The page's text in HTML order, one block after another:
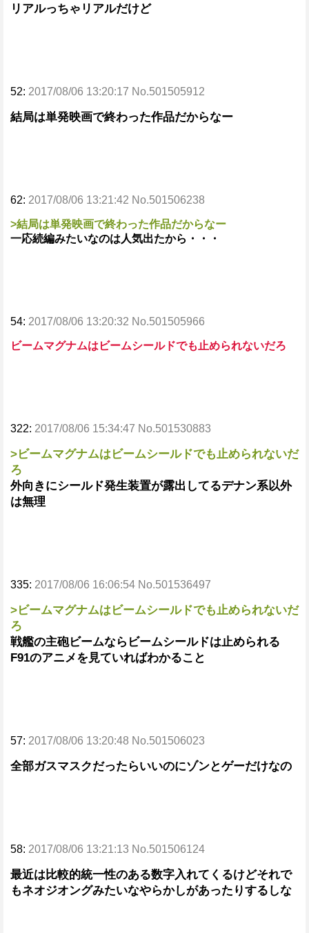
リアルっちゃリアルだけど
52: 2017/08/06 13:20:17 No.501505912
結局は単発映画で終わった作品だからなー
62: 2017/08/06 13:21:42 No.501506238
>結局は単発映画で終わった作品だからなー
一応続編みたいなのは人気出たから・・・
54: 2017/08/06 13:20:32 No.501505966
ビームマグナムはビームシールドでも止められないだろ
322: 2017/08/06 15:34:47 No.501530883
>ビームマグナムはビームシールドでも止められないだ
ろ
外向きにシールド発生装置が露出してるデナン系以外
は無理
335: 2017/08/06 16:06:54 No.501536497
>ビームマグナムはビームシールドでも止められないだ
ろ
戦艦の主砲ビームならビームシールドは止められる
F91のアニメを見ていればわかること
57: 2017/08/06 13:20:48 No.501506023
全部ガスマスクだったらいいのにゾンとゲーだけなの
58: 2017/08/06 13:21:13 No.501506124
最近は比較的統一性のある数字入れてくるけどそれで
もネオジオングみたいなやらかしがあったりするしな